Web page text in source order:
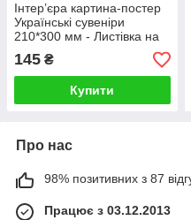
Інтер’єра картина-постер
Українські сувеніри
210*300 мм - Листівка на
дереві Бізнес сувенір
145 ₴
Купити
Про нас
98% позитивних з 87
Працює з 03.12.2013